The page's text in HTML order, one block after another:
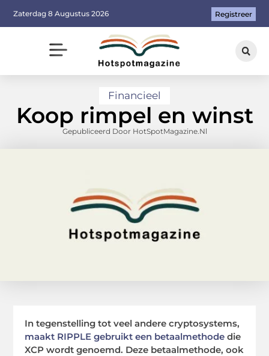
Zaterdag 8 Augustus 2026 Registreer
Financieel
Koop rimpel en winst
Gepubliceerd Door HotSpotMagazine.nl
In tegenstelling tot veel andere cryptosystems,
maakt RIPPLE gebruikt een betaalmethode die
XCP wordt genoemd. Deze betaalmethode, ook